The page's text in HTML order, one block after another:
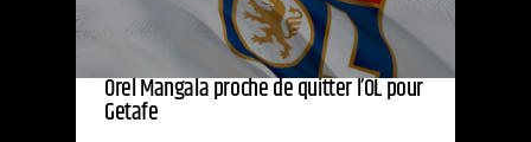
Orel Mangala proche de quitter l’OL pour
Getafe